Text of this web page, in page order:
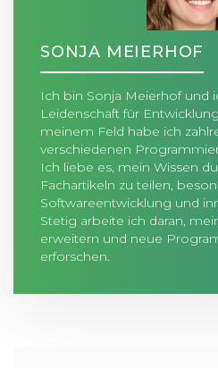
SONJA MEIERHOF
Ich bin Sonja Meierhof und
Leidenschaft für
meinem Feld habe ich
verschiedenen
Ich liebe es, mein Wissen
Fachartikeln zu teilen,
Softwareentwicklung und
Stetig arbeite ich daran,
erweitern und neue
erforschen.